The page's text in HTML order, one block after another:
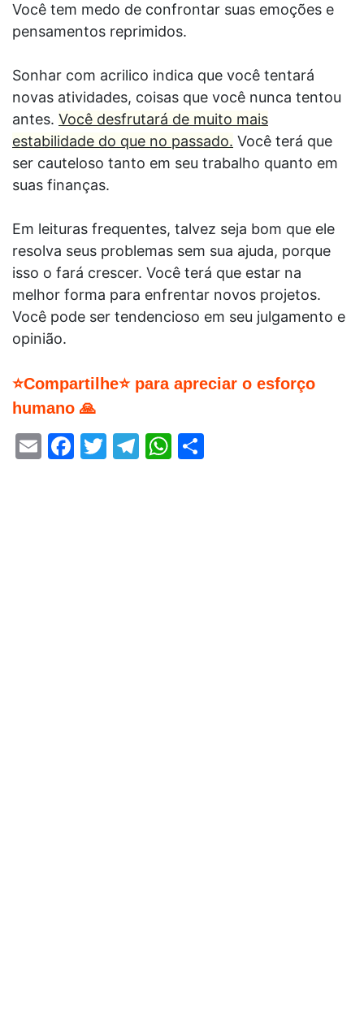
Você tem medo de confrontar suas emoções e
pensamentos reprimidos.
Sonhar com acrilico indica que você tentará
novas atividades, coisas que você nunca tentou
antes. Você desfrutará de muito mais
estabilidade do que no passado. Você terá que
ser cauteloso tanto em seu trabalho quanto em
suas finanças.
Em leituras frequentes, talvez seja bom que ele
resolva seus problemas sem sua ajuda, porque
isso o fará crescer. Você terá que estar na
melhor forma para enfrentar novos projetos.
Você pode ser tendencioso em seu julgamento e
opinião.
⭐Compartilhe⭐ para apreciar o esforço
humano 🙏
EmailFacebook
Twitter
Telegram
WhatsApp